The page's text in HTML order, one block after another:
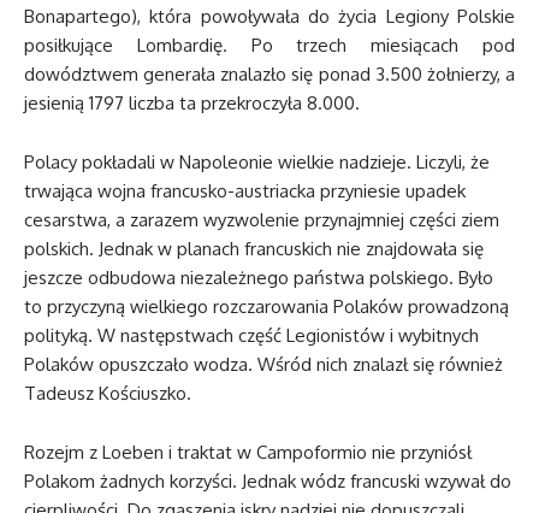
Bonapartego), która powoływała do życia Legiony Polskie
posiłkujące Lombardię. Po trzech miesiącach pod
dowództwem generała znalazło się ponad 3.500 żołnierzy, a
jesienią 1797 liczba ta przekroczyła 8.000.
Polacy pokładali w Napoleonie wielkie nadzieje. Liczyli, że
trwająca wojna francusko-austriacka przyniesie upadek
cesarstwa, a zarazem wyzwolenie przynajmniej części ziem
polskich. Jednak w planach francuskich nie znajdowała się
jeszcze odbudowa niezależnego państwa polskiego. Było
to przyczyną wielkiego rozczarowania Polaków prowadzoną
polityką. W następstwach część Legionistów i wybitnych
Polaków opuszczało wodza. Wśród nich znalazł się również
Tadeusz Kościuszko.
Rozejm z Loeben i traktat w Campoformio nie przyniósł
Polakom żadnych korzyści. Jednak wódz francuski wzywał do